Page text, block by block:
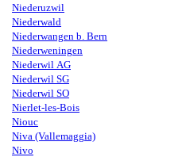
Niederuzwil
Niederwald
Niederwangen b. Bern
Niederweningen
Niederwil AG
Niederwil SG
Niederwil SO
Nierlet-les-Bois
Niouc
Niva (Vallemaggia)
Nivo